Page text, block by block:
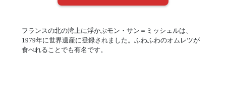
フランスの北の湾上に浮かぶモン・サン＝ミッシェルは、
1979年に世界遺産に登録されました。ふわふわのオムレツが
食べれることでも有名です。